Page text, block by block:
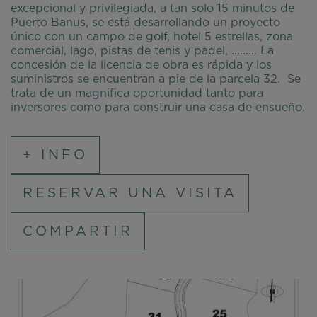
excepcional y privilegiada, a tan solo 15 minutos de
Puerto Banus, se está desarrollando un proyecto
único con un campo de golf, hotel 5 estrellas, zona
comercial, lago, pistas de tenis y padel, ......... La
concesión de la licencia de obra es rápida y los
suministros se encuentran a pie de la parcela 32. Se
trata de un magnifica oportunidad tanto para
inversores como para construir una casa de ensueño.
+ INFO
RESERVAR UNA VISITA
COMPARTIR